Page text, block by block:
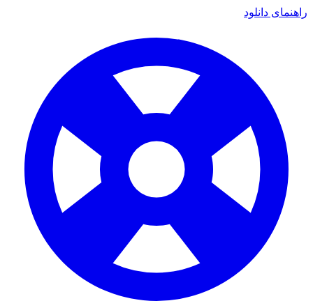
راهنمای دانلود